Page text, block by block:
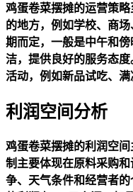
鸡蛋卷菜摆摊的运营策
的地方，例如学校、商
期而定，一般是中午和
洁，提供良好的服务态
活动，例如新品试吃、满
利润空间分析
鸡蛋卷菜摆摊的利润空
制主要体现在原料采购
争、天气条件和经营者